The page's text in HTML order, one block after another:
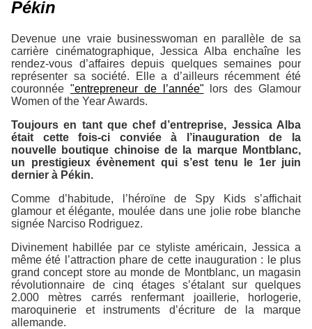
Pékin
Devenue une vraie businesswoman en parallèle de sa
carrière cinématographique, Jessica Alba enchaîne les
rendez-vous d’affaires depuis quelques semaines pour
représenter sa société. Elle a d’ailleurs récemment été
couronnée "entrepreneur de l’année" lors desGlamour
Women of the Year Awards.
Toujours en tant que chef d’entreprise, Jessica Alba
était cette fois-ci conviée à l’inauguration de la
nouvelle boutique chinoise de la marque Montblanc,
un prestigieux évènement qui s’est tenu le 1er juin
dernier à Pékin.
Comme d’habitude, l’héroïne de Spy Kidss’affichait
glamour et élégante, moulée dans une jolie robe blanche
signée Narciso Rodriguez.
Divinement habillée par ce styliste américain, Jessica a
même été l’attraction phare de cette inauguration : le plus
grand concept store au monde de Montblanc, un magasin
révolutionnaire de cinq étages s’étalant sur quelques
2.000 mètres carrés renfermant joaillerie, horlogerie,
maroquinerie et instruments d’écriture de la marque
allemande.